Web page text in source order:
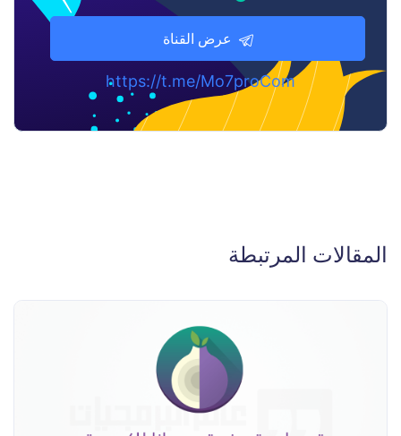
عرض القناة
https://t.me/Mo7proCom
المقالات المرتبطة